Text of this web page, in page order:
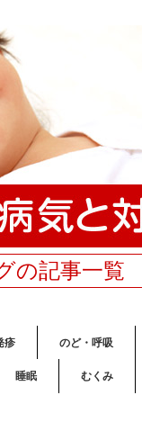
の記事一覧
疹 のど・呼吸
睡眠 むくみ